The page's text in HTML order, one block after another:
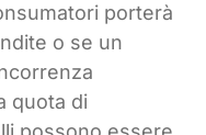
porterà
o se un
quota di